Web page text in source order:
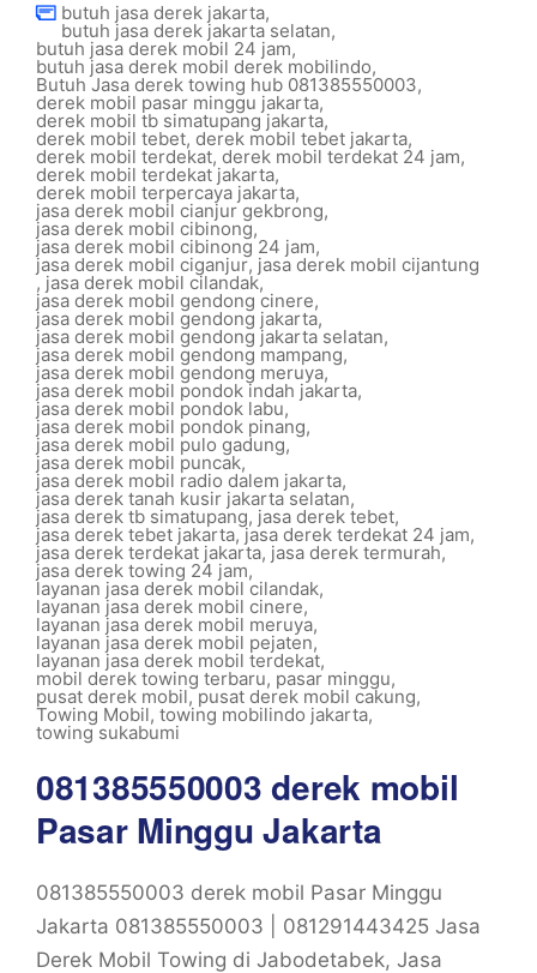
butuh jasa derek jakarta,
butuh jasa derek jakarta selatan,
butuh jasa derek mobil 24 jam,
butuh jasa derek mobil derek mobilindo,
Butuh Jasa derek towing hub 081385550003,
derek mobil pasar minggu jakarta,
derek mobil tb simatupang jakarta,
derek mobil tebet, derek mobil tebet jakarta,
derek mobil terdekat, derek mobil terdekat 24 jam,
derek mobil terdekat jakarta,
derek mobil terpercaya jakarta,
jasa derek mobil cianjur gekbrong,
jasa derek mobil cibinong,
jasa derek mobil cibinong 24 jam,
jasa derek mobil ciganjur, jasa derek mobil cijantung
, jasa derek mobil cilandak,
jasa derek mobil gendong cinere,
jasa derek mobil gendong jakarta,
jasa derek mobil gendong jakarta selatan,
jasa derek mobil gendong mampang,
jasa derek mobil gendong meruya,
jasa derek mobil pondok indah jakarta,
jasa derek mobil pondok labu,
jasa derek mobil pondok pinang,
jasa derek mobil pulo gadung,
jasa derek mobil puncak,
jasa derek mobil radio dalem jakarta,
jasa derek tanah kusir jakarta selatan,
jasa derek tb simatupang, jasa derek tebet,
jasa derek tebet jakarta,jasa derek terdekat 24 jam,
jasa derek terdekat jakarta, jasa derek termurah,
jasa derek towing 24 jam,
layanan jasa derek mobil cilandak,
layanan jasa derek mobil cinere,
layanan jasa derek mobil meruya,
layanan jasa derek mobil pejaten,
layanan jasa derek mobil terdekat,
mobil derek towing terbaru, pasar minggu,
pusat derek mobil,pusat derek mobil cakung,
Towing Mobil, towing mobilindo jakarta,
towing sukabumi
081385550003 derek mobil
Pasar Minggu Jakarta
081385550003 derek mobil Pasar Minggu
Jakarta 081385550003 | 081291443425 Jasa
Derek Mobil Towing di Jabodetabek, Jasa